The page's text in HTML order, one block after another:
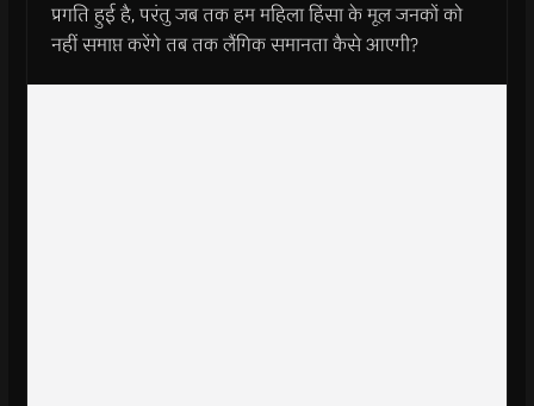
प्रगति हुई है, परंतु जब तक हम महिला हिंसा के मूल जनकों को
नहीं समाप्त करेंगे तब तक लैंगिक समानता कैसे आएगी?